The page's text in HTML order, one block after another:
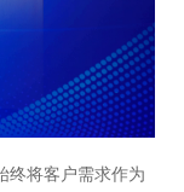
终将客户需求作为